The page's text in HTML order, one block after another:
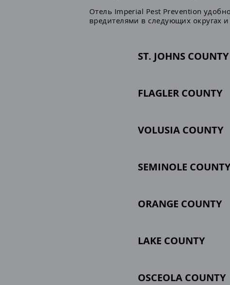
Отель Imperial Pest Prevention
вредителями в следующих округах
ST. JOHNS COUNTY
FLAGLER COUNTY
VOLUSIA COUNTY
SEMINOLE COUNTY
ORANGE COUNTY
LAKE COUNTY
OSCEOLA COUNTY